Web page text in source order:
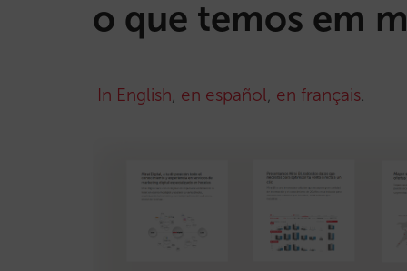
o que temos em
In English, en español, en français.